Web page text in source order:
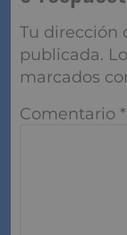
Tu dirección
publicada.
marcados con
Comentario*